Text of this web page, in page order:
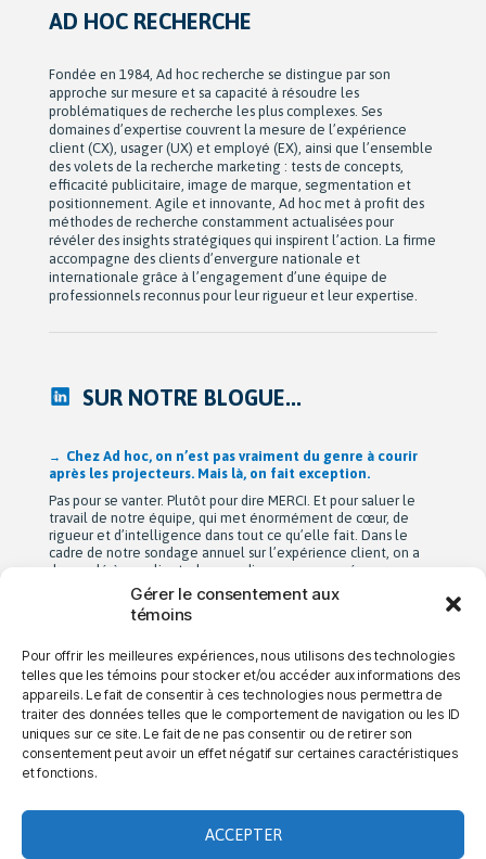
Gérer le consentement aux
témoins
Pour offrir les meilleures expériences, nous utilisons des technologies
telles que les témoins pour stocker et/ou accéder aux informations des
appareils. Le fait de consentir à ces technologies nous permettra de
traiter des données telles que le comportement de navigation ou les ID
uniques sur ce site. Le fait de ne pas consentir ou de retirer son
consentement peut avoir un effet négatif sur certaines caractéristiques
et fonctions.
ACCEPTER
AD HOC RECHERCHE
Fondée en 1984, Ad hoc recherche se distingue par son
approche sur mesure et sa capacité à résoudre les
problématiques de recherche les plus complexes. Ses
domaines d’expertise couvrent la mesure de l’expérience
client (CX), usager (UX) et employé (EX), ainsi que l’ensemble
des volets de la recherche marketing : tests de concepts,
efficacité publicitaire, image de marque, segmentation et
positionnement. Agile et innovante, Ad hoc met à profit des
méthodes de recherche constamment actualisées pour
révéler des insights stratégiques qui inspirent l’action. La firme
accompagne des clients d’envergure nationale et
internationale grâce à l’engagement d’une équipe de
professionnels reconnus pour leur rigueur et leur expertise.
SUR NOTRE BLOGUE...
Après 42 ans à bâtir Ad hoc recherche avec passion,
Michel Berne et Stéphan Harris amorcent une nouvelle
étape bien méritée : la retraite.
De leurs modestes appartements d’étudiants à une entreprise
de près de 90 employés devenue une référence dans son
domaine au Québec, leur parcours est remarquable. Mais au-
delà de la croissance, ils auront surtout bâti une culture
profondément humaine fondée sur la collaboration, la
bienveillance et le plaisir de travailler ensemble. Cette
transition a été amorcée […]
LA DIFFÉRENCE AD HOC
→ NOUS JOINDRE → CARRIÈRES → CONFIDENTIALITÉ